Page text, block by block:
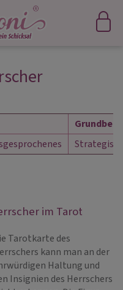
im Tarot
Tarotkarte des
kann man an der
Haltung und
Insignien des Herrschers